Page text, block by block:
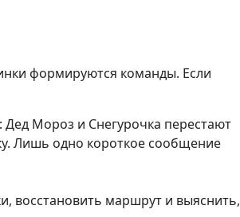
формируются команды. Если
Мороз и Снегурочка перестают
Лишь одно короткое сообщение
восстановить маршрут и выяснить,